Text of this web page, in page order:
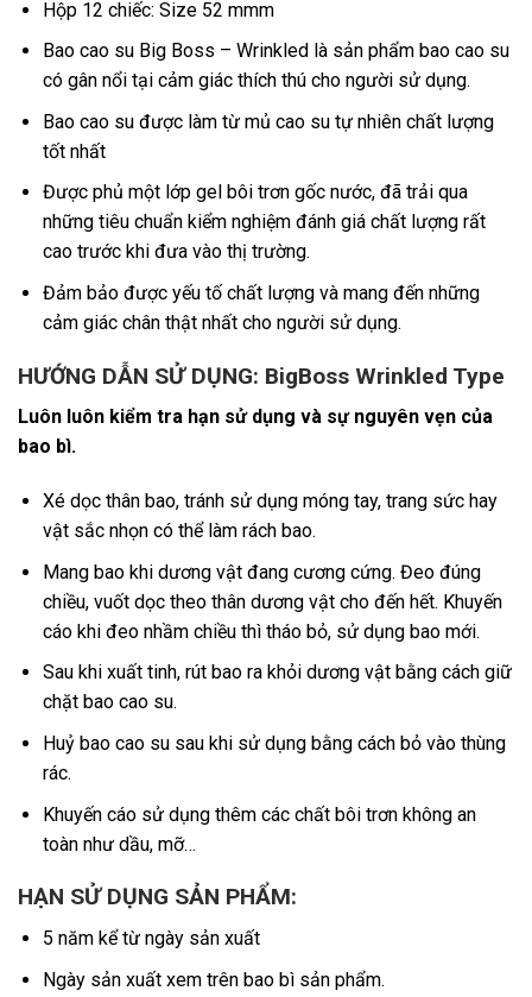
Hộp 12 chiếc: Size 52 mmm
Bao cao su Big Boss – Wrinkled là sản phẩm bao cao su
có gân nổi tại cảm giác thích thú cho người sử dụng.
Bao cao su được làm từ mủ cao su tự nhiên chất lượng
tốt nhất
Được phủ một lớp gel bôi trơn gốc nước, đã trải qua
những tiêu chuẩn kiểm nghiệm đánh giá chất lượng rất
cao trước khi đưa vào thị trường.
Đảm bảo được yếu tố chất lượng và mang đến những
cảm giác chân thật nhất cho người sử dụng.
HƯỚNG DẪN SỬ DỤNG: BigBoss Wrinkled Type
Luôn luôn kiểm tra hạn sử dụng và sự nguyên vẹn của
bao bì.
Xé dọc thân bao, tránh sử dụng móng tay, trang sức hay
vật sắc nhọn có thể làm rách bao.
Mang bao khi dương vật đang cương cứng. Đeo đúng
chiều, vuốt dọc theo thân dương vật cho đến hết. Khuyến
cáo khi đeo nhầm chiều thì tháo bỏ, sử dụng bao mới.
Sau khi xuất tinh, rút bao ra khỏi dương vật bằng cách giữ
chặt bao cao su.
Huỷ bao cao su sau khi sử dụng bằng cách bỏ vào thùng
rác.
Khuyến cáo sử dụng thêm các chất bôi trơn không an
toàn như dầu, mỡ…
HẠN SỬ DỤNG SẢN PHẨM:
5 năm kể từ ngày sản xuất
Ngày sản xuất xem trên bao bì sản phẩm.